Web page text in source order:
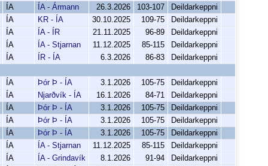
ÍA ÍA - Ármann 26.3.2026 103-107
Deildarkeppni
ÍA KR - ÍA 30.10.2025 109-75
Deildarkeppni
ÍA ÍA - ÍR 21.11.2025 96-89
Deildarkeppni
ÍA ÍA - Stjarnan 11.12.2025 85-115
Deildarkeppni
ÍA ÍR - ÍA 6.3.2026 86-83
Deildarkeppni
ÍA Þór Þ - ÍA 3.1.2026 105-75
Deildarkeppni
ÍA Njarðvík - ÍA 16.1.2026 84-71
Deildarkeppni
ÍA Þór Þ - ÍA 3.1.2026 105-75
Deildarkeppni
ÍA Þór Þ - ÍA 3.1.2026 105-75
Deildarkeppni
ÍA Þór Þ - ÍA 3.1.2026 105-75
Deildarkeppni
ÍA ÍA - Stjarnan 11.12.2025 85-115
Deildarkeppni
ÍA ÍA - Grindavík 8.1.2026 91-94
Deildarkeppni